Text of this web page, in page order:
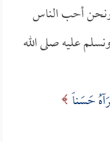
ونحن أحب الناس
عليه صلى الله
حَسَناً